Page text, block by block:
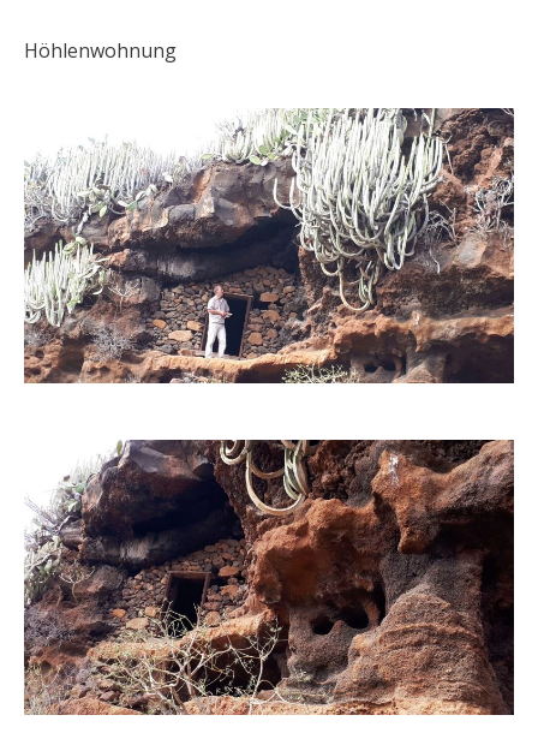
Höhlenwohnung